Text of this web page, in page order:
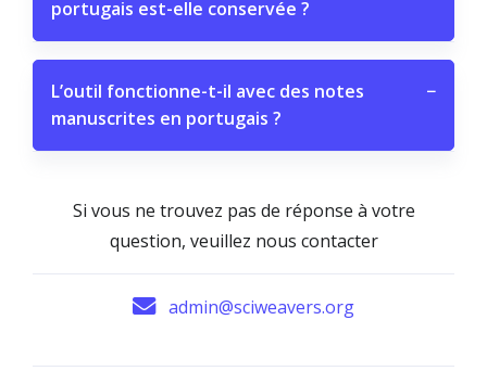
portugais est-elle conservée ?
L’outil fonctionne-t-il avec des notes
manuscrites en portugais ?
−
Si vous ne trouvez pas de réponse à votre
question, veuillez nous contacter
admin@sciweavers.org